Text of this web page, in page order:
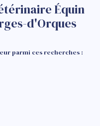
Équin
d'Orques
parmi ces recherches :